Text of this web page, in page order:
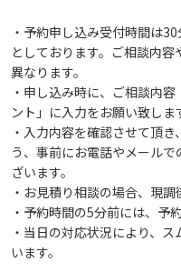
・予約申し込み受付時間は
としております。ご相談内
異なります。
・申し込み時に、ご相談内
ント」に入力をお願い致しま
・入力内容を確認させて頂
う、事前にお電話やメール
ざいます。
・お見積り相談の場合、現調
・予約時間の5分前には、予
・当日の対応状況により、
います。